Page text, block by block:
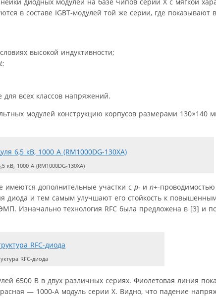
в составе IGBT-модулей той же серии, где показывают
высокой индуктивности;
t;
всех классов напряжений.
модулей конструкцию корпусов размерами 130×140
1000 А (RM1000DG-130XA)
имеются дополнительные участки с р- и n+-
диода и тем самым улучшают его стойкость к
Изначально технология RFC была предложена в [3] и
RFC-диода
6500 В в двух различных сериях. Фиолетовая линия
— 1000-А модуль серии X. Видно, что падение